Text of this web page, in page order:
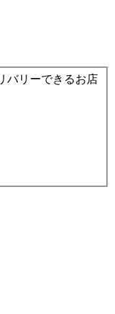
バリーできるお店